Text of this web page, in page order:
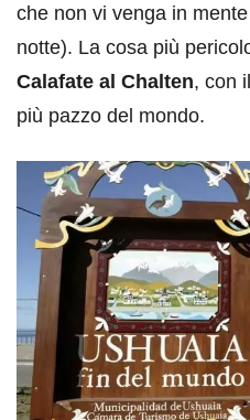
che non vi venga in
notte). La cosa più
Calafate al Chalten, con
più pazzo del mondo.